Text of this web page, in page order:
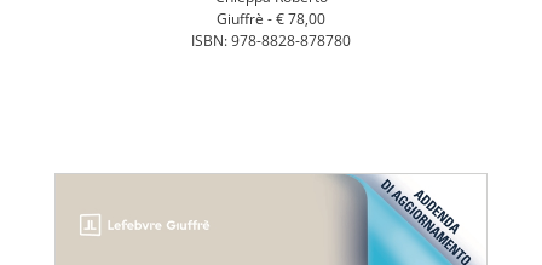
Giuffrè -€ 78,00
ISBN: 978-8828-878780